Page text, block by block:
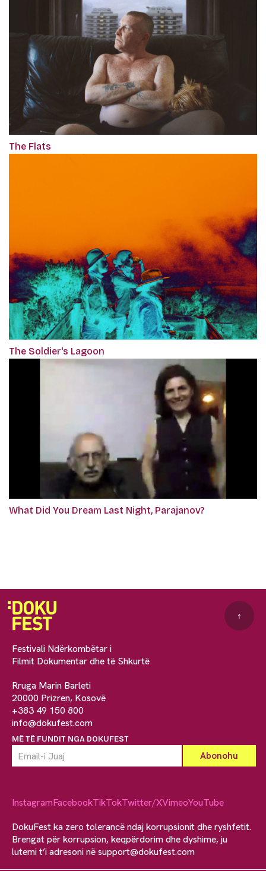
The Flats
The Soldier's Lagoon
What Did You Dream Last Night, Parajanov?
Festivali Ndërkombëtar i
Filmit Dokumentar dhe të Shkurtë
Rruga Marin Barleti
20000 Prizren, Kosovë
+383 49 150 800
info@dokufest.com
MË TË FUNDIT NGA DOKUFEST
↑
InstagramFacebookTikTokTwitter/XVimeoYouTube
DokuFest ka zero tolerancë ndaj korrupsionit dhe ryshfetit.
Brengat për korrupsion, keqpërdorim dhe dyshime, ju
lutemi t’i adresoni nësupport@dokufest.com